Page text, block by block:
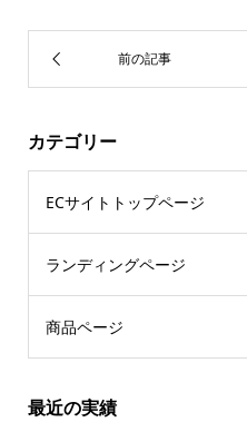
カテゴリー
ECサイトトップページ
ランディングページ
商品ページ
最近の実績